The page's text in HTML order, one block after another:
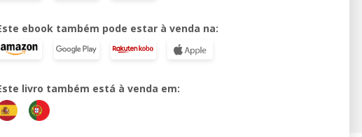
ebook também pode estar à venda na:
livro também está à venda em: